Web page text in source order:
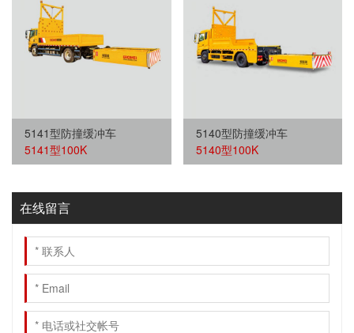
5141型防撞缓冲车
5141型100K
5140型防撞缓冲车
5140型100K
在线留言